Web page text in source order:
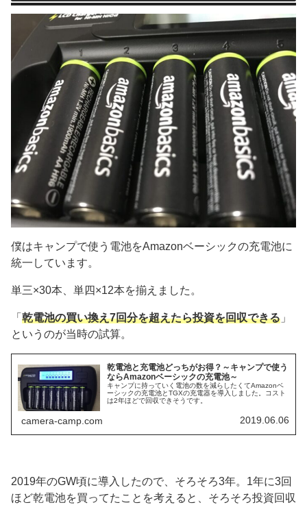
僕はキャンプで使う電池をAmazonベーシックの充電池に
統一しています。
単三×30本、単四×12本を揃えました。
「 乾電池の買い換え7回分を超えたら投資を回収できる 」
というのが当時の試算。
乾電池と充電池どっちがお得？～キャンプで使う
ならAmazonベーシックの充電池～
キャンプに持っていく電池の数を減らしたくてAmazonベ
ーシックの充電池とTGXの充電器を導入しました。コスト
は2年ほどで回収できそうです。
camera-camp.com 2019.06.06
2019年のGW頃に導入したので、そろそろ3年。1年に3回
ほど乾電池を買ってたことを考えると、そろそろ投資回収